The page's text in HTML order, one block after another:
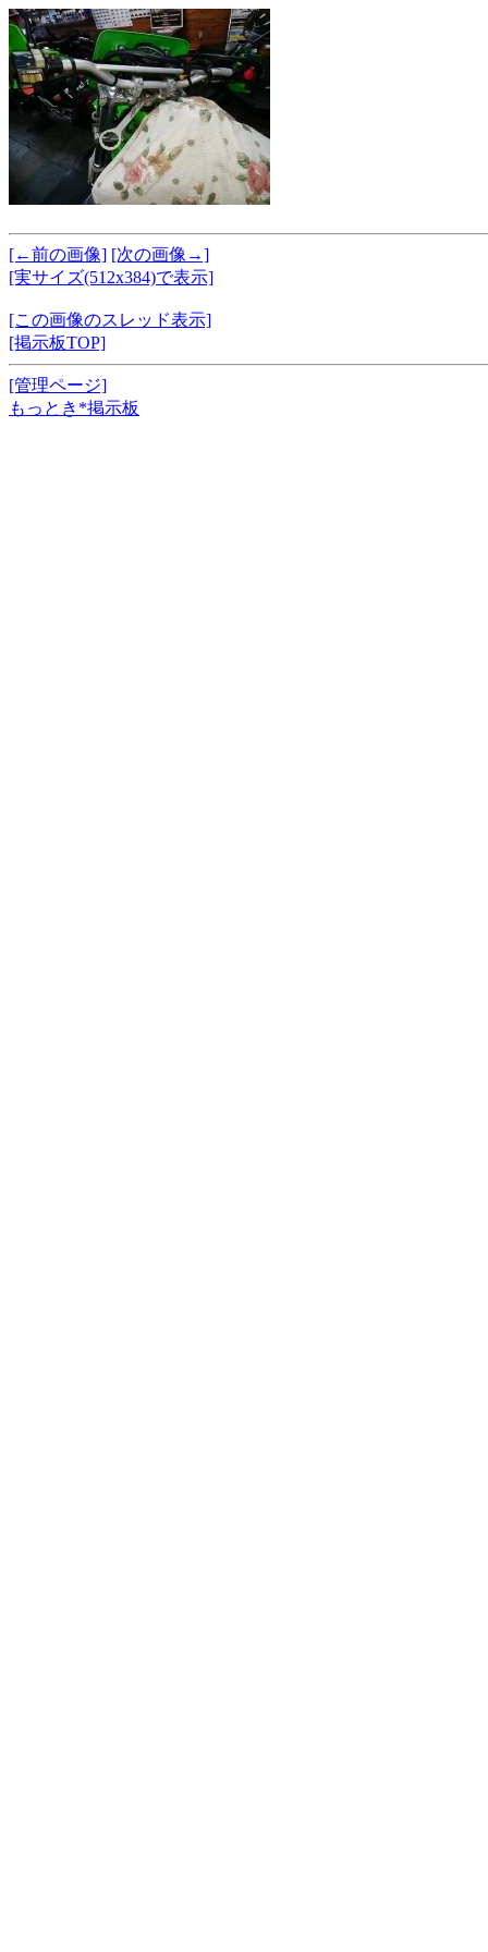
[←前の画像] [次の画像→]
[実サイズ(512x384)で表示]
[この画像のスレッド表示]
[掲示板TOP]
[管理ページ]
もっとき*掲示板